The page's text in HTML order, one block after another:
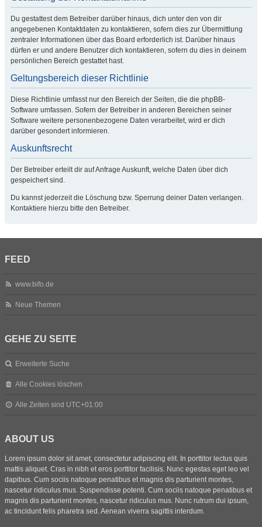
Du gestattest dem Betreiber darüber hinaus, dich unter den von dir
angegebenen Kontaktdaten zu kontaktieren, sofern dies zur Übermittlung
zentraler Informationen über das Board erforderlich ist. Darüber hinaus
dürfen er und andere Benutzer dich kontaktieren, sofern du dies in deinem
persönlichen Bereich gestattet hast.
Geltungsbereich dieser Richtlinie
Diese Richtlinie umfasst nur den Bereich der Seiten, die die phpBB-
Software umfassen. Sofern der Betreiber in anderen Bereichen seiner
Software weitere personenbezogene Daten verarbeitet, wird er dich
darüber gesondert informieren.
Auskunftsrecht
Der Betreiber erteilt dir auf Anfrage Auskunft, welche Daten über dich
gespeichert sind.
Du kannst jederzeit die Löschung bzw. Sperrung deiner Daten verlangen.
Kontaktiere hierzu bitte den Betreiber.
FEED
www.bifo.de
Neue Themen
GEHE ZU SEITE
Erweiterte Suche
Alle Cookies löschen
Alle Zeiten sind UTC+01:00
ABOUT US
Lorem ipsum dolor sit amet, consectetur adipiscing elit. In porttitor lectus quis
mattis aliquet. Cras in nibh et eros porttitor facilisis. Nunc egestas eget leo vel
dapibus. Cum sociis natoque penatibus et magnis dis parturient montes,
nascetur ridiculus mus. Suspendisse potenti. Cum sociis natoque penatibus et
magnis dis parturient montes, nascetur ridiculus mus. Nunc rutrum dui ipsum,
ac tincidunt felis pharetra sed. Aenean viverra sagittis interdum.